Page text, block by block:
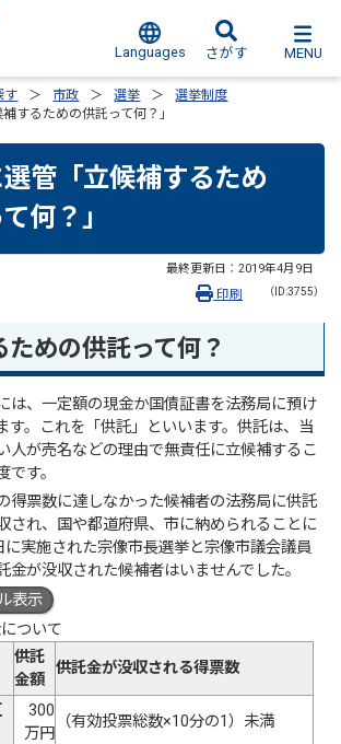
Languages さがす MENU
す 市政 選挙
選挙制度
するための供託って何？」
管「立候補するため
何？」
最終更新日： 2019年4月9日
（ID:3755）
印刷
ための供託って何？
は、一定額の現金か国債証書を法務局に預け
す。これを「供託」といいます。供託は、当
人が売名などの理由で無責任に立候補するこ
です。
得票数に達しなかった候補者の法務局に供託
され、国や都道府県、市に納められることに
に実施された宗像市長選挙と宗像市議会議員
金が没収された候補者はいませんでした。
表示
ついて
供託
金額
供託金が没収される得票数
300
万円
（有効投票総数×10分の1）未満